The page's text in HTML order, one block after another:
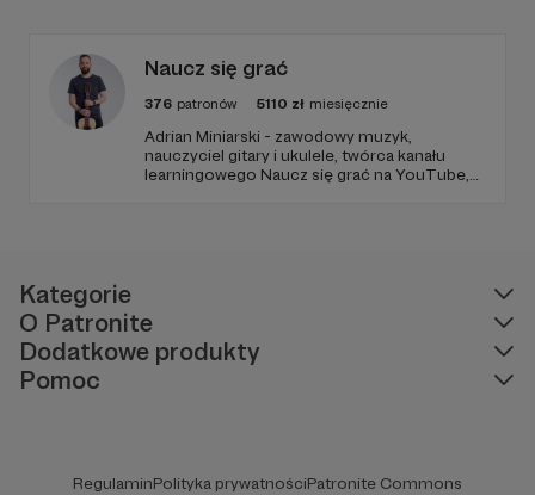
Naucz się grać
376 patronów 5110 zł miesięcznie
Adrian Miniarski - zawodowy muzyk,
nauczyciel gitary i ukulele, twórca kanału
learningowego Naucz się grać na YouTube,
Kategorie
O Patronite
Dodatkowe produkty
Pomoc
RegulaminPolityka prywatnościPatronite Commons